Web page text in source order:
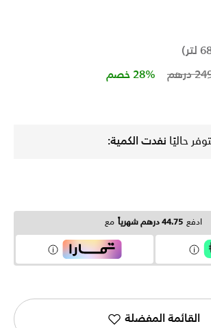
Price reduced
to 28% خصم
حاليًا نفدت الكمية:
ادفع 44.75 درهم شهرياً مع
القائمة المفضلة